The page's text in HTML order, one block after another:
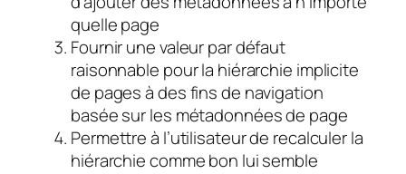
quelle page
Fournir une valeur par défaut
raisonnable pour la hiérarchie implicite
de pages à des fins de navigation
basée sur les métadonnées de page
Permettre à l’utilisateur de recalculer la
hiérarchie comme bon lui semble